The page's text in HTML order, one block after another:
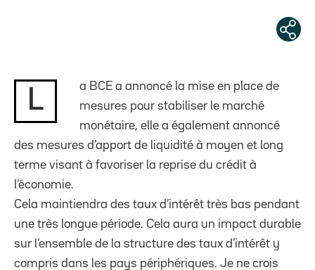
L
a BCE a annoncé la mise en place de
mesures pour stabiliser le marché
monétaire, elle a également annoncé
des mesures d’apport de liquidité à moyen et long
terme visant à favoriser la reprise du crédit à
l’économie.
Cela maintiendra des taux d’intérêt très bas pendant
une très longue période. Cela aura un impact durable
sur l’ensemble de la structure des taux d’intérêt y
compris dans les pays périphériques. Je ne crois